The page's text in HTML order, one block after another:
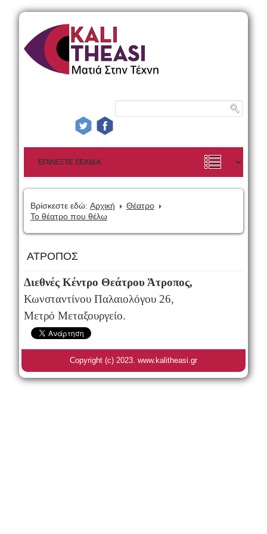
Βρίσκεστε εδώ: Αρχική
Θέατρο
Το θέατρο που θέλω
ΑΤΡΟΠΟΣ
Διεθνές Κέντρο Θεάτρου Άτροπος,
Κωνσταντίνου Παλαιολόγου 26,
Μετρό Μεταξουργείο.
Copyright (c) 2023. www.kalitheasi.gr